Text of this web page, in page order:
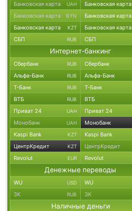
Банковская карта UAH Банковская карта
Банковская карта BYN Банковская карта
Банковская карта KZT Банковская карта
СБП RUB СБП
Интернет-банкинг
Сбербанк RUB Сбербанк
Альфа-Банк RUB Альфа-Банк
Т-Банк RUB Т-Банк
ВТБ RUB ВТБ
Приват 24 UAH Приват 24
Монобанк UAH Монобанк
Kaspi Bank KZT Kaspi Bank
ЦентрКредит KZT ЦентрКредит
Revolut EUR Revolut
Денежные переводы
WU USD WU
ЗК RUB ЗК
Наличные деньги